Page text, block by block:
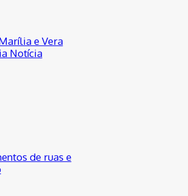
e Vera
Notícia
de ruas e